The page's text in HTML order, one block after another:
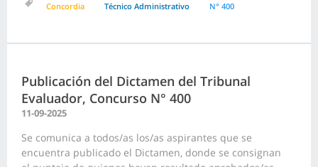
Concordia Técnico Administrativo N° 400
Publicación del Dictamen del Tribunal
Evaluador, Concurso N° 400
11-09-2025
Se comunica a todos/as los/as aspirantes que se
encuentra publicado el Dictamen, donde se consignan